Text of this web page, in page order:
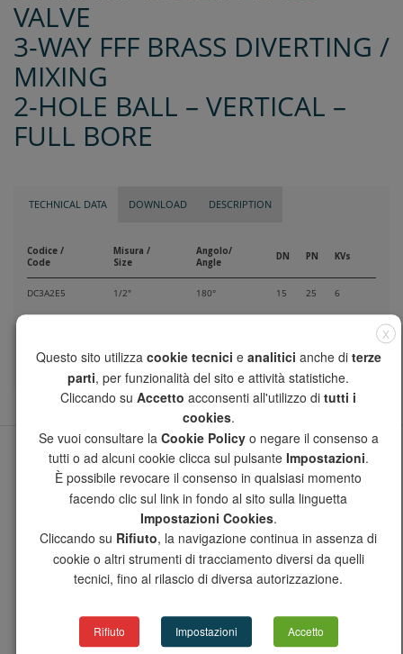
VALVE
3-WAY FFF BRASS DIVERTING /
MIXING
2-HOLE BALL – VERTICAL –
FULL BORE
TECHNICAL DATA DOWNLOAD DESCRIPTION
Codice /
Code
Misura /
Size
Angolo/
Angle
DN PN KVs
DC3A2E5 1/2" 180° 15 25 6
DC3C2E5 1" 25 18,3
X
Questo sito utilizza cookie tecnici e analitici anche di terze
parti, per funzionalità del sito e attività statistiche.
Cliccando su Accetto acconsenti all'utilizzo di tutti i
cookies.
Se vuoi consultare la Cookie Policyo negare il consenso a
tutti o ad alcuni cookie clicca sul pulsante Impostazioni.
È possibile revocare il consenso in qualsiasi momento
facendo clic sul link in fondo al sito sulla linguetta
Impostazioni Cookies.
Cliccando su Rifiuto, la navigazione continua in assenza di
cookie o altri strumenti di tracciamento diversi da quelli
tecnici, fino al rilascio di diversa autorizzazione.
Rifiuto Impostazioni Accetto